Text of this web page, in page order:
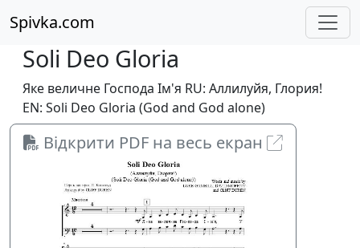
Spivka.com
Soli Deo Gloria
Яке величне Господа Ім'я RU: Аллилуйя, Глория!
EN: Soli Deo Gloria (God and God alone)
Відкрити PDF на весь екран